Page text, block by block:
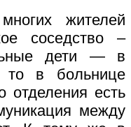
жителей
соседство –
дети — в
то в больнице
отделения есть
между